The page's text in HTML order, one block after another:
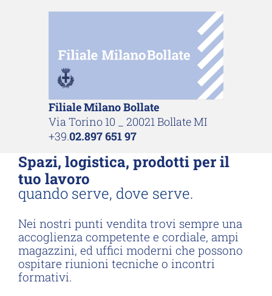
Filiale Milano Bollate
Via Torino 10 _ 20021 Bollate MI
+39.02.897 651 97
Spazi, logistica, prodotti per il
tuo lavoro
quando serve, dove serve.
Nei nostri punti vendita trovi sempre una
accoglienza competente e cordiale, ampi
magazzini, ed uffici moderni che possono
ospitare riunioni tecniche o incontri
formativi.